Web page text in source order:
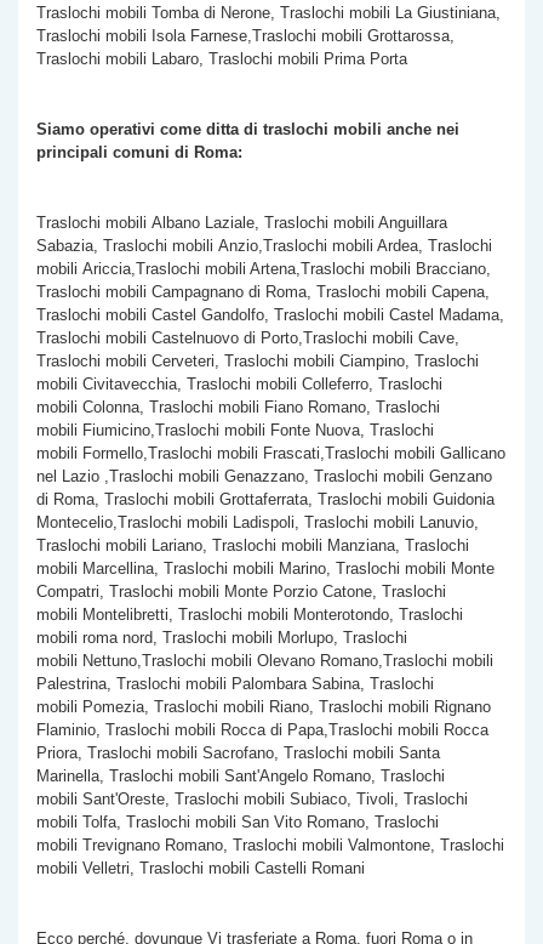
Traslochi mobili Tomba di Nerone, Traslochi mobili La Giustiniana,
Traslochi mobili Isola Farnese,Traslochi mobili Grottarossa,
Traslochi mobili Labaro, Traslochi mobili Prima Porta
Siamo operativi come ditta di traslochi mobili anche nei
principali comuni di Roma:
Traslochi mobili Albano Laziale, Traslochi mobili Anguillara
Sabazia, Traslochi mobili Anzio,Traslochi mobili Ardea, Traslochi
mobili Ariccia,Traslochi mobili Artena,Traslochi mobili Bracciano,
Traslochi mobili Campagnano di Roma, Traslochi mobili Capena,
Traslochi mobili Castel Gandolfo, Traslochi mobili Castel Madama,
Traslochi mobili Castelnuovo di Porto,Traslochi mobili Cave,
Traslochi mobili Cerveteri, Traslochi mobili Ciampino, Traslochi
mobili Civitavecchia, Traslochi mobili Colleferro, Traslochi
mobili Colonna, Traslochi mobili Fiano Romano, Traslochi
mobili Fiumicino,Traslochi mobili Fonte Nuova, Traslochi
mobili Formello,Traslochi mobili Frascati,Traslochi mobili Gallicano
nel Lazio ,Traslochi mobili Genazzano, Traslochi mobili Genzano
di Roma, Traslochi mobili Grottaferrata, Traslochi mobili Guidonia
Montecelio,Traslochi mobili Ladispoli, Traslochi mobili Lanuvio,
Traslochi mobili Lariano, Traslochi mobili Manziana, Traslochi
mobili Marcellina, Traslochi mobili Marino, Traslochi mobili Monte
Compatri, Traslochi mobili Monte Porzio Catone, Traslochi
mobili Montelibretti, Traslochi mobili Monterotondo, Traslochi
mobili roma nord, Traslochi mobili Morlupo, Traslochi
mobili Nettuno,Traslochi mobili Olevano Romano,Traslochi mobili
Palestrina, Traslochi mobili Palombara Sabina, Traslochi
mobili Pomezia, Traslochi mobili Riano, Traslochi mobili Rignano
Flaminio, Traslochi mobili Rocca di Papa,Traslochi mobili Rocca
Priora, Traslochi mobili Sacrofano, Traslochi mobili Santa
Marinella, Traslochi mobili Sant'Angelo Romano, Traslochi
mobili Sant'Oreste, Traslochi mobili Subiaco, Tivoli, Traslochi
mobili Tolfa, Traslochi mobili San Vito Romano, Traslochi
mobili Trevignano Romano, Traslochi mobili Valmontone, Traslochi
mobili Velletri, Traslochi mobili Castelli Romani
Ecco perché, dovunque Vi trasferiate a Roma, fuori Roma o in